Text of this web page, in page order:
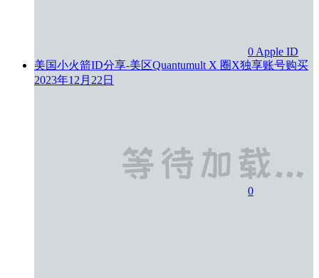
0 Apple ID
美国小火箭ID分享-美区Quantumult X 圈X独享账号购买
2023年12月22日
0